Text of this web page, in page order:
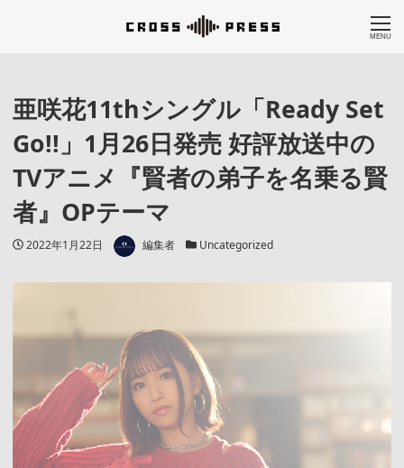
MENU
亜咲花11thシングル「Ready Set
Go!!」1月26日発売 好評放送中の
TVアニメ『賢者の弟子を名乗る賢
者』OPテーマ
投稿日
2022年1月22日 著者 編集者 カテゴリー
Uncategorized